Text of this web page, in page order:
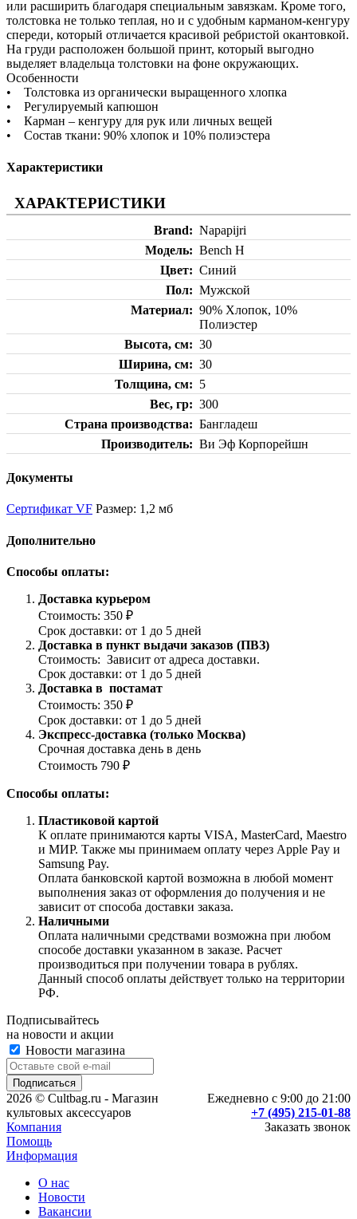
или расширить благодаря специальным завязкам. Кроме того,
толстовка не только теплая, но и с удобным карманом-кенгуру
спереди, который отличается красивой ребристой окантовкой.
На груди расположен большой принт, который выгодно
выделяет владельца толстовки на фоне окружающих.
Особенности
• Толстовка из органически выращенного хлопка
• Регулируемый капюшон
• Карман – кенгуру для рук или личных вещей
• Состав ткани: 90% хлопок и 10% полиэстера
Характеристики
ХАРАКТЕРИСТИКИ
Brand
Napapijri
Модель
Bench H
Цвет
Синий
Пол
Мужской
Материал
90% Хлопок, 10%
Полиэстер
Высота, см
30
Ширина, см
30
Толщина, см
5
Вес, гр
300
Страна производства
Бангладеш
Производитель
Ви Эф Корпорейшн
Документы
Сертификат VF Размер: 1,2 мб
Дополнительно
Способы оплаты:
Доставка курьером
Стоимость: 350 ₽
Срок доставки: от 1 до 5 дней
Доставка в пункт выдачи заказов (ПВЗ)
Стоимость: Зависит от адреса доставки.
Срок доставки: от 1 до 5 дней
Доставка в постамат
Стоимость: 350 ₽
Срок доставки: от 1 до 5 дней
Экспресс-доставка (только Москва)
Срочная доставка день в день
Стоимость 790 ₽
Способы оплаты:
Пластиковой картой
К оплате принимаются карты VISA, MasterCard, Maestro
и МИР. Также мы принимаем оплату через Apple Pay и
Samsung Pay.
Оплата банковской картой возможна в любой момент
выполнения заказ от оформления до получения и не
зависит от способа доставки заказа.
Наличными
Оплата наличными средствами возможна при любом
способе доставки указанном в заказе. Расчет
производиться при получении товара в рублях.
Данный способ оплаты действует только на территории
РФ.
Подписывайтесь
на новости и акции
Новости магазина
Ежедневно с 9:00 до 21:00
+7 (495) 215-01-88
Заказать звонок
2026 © Cultbag.ru - Магазин
культовых аксессуаров
Компания
Помощь
Информация
О нас
Новости
Вакансии